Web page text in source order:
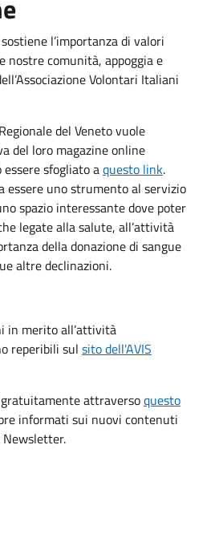
l’importanza di valori
nostre comunità, appoggia e
Volontari Italiani
del Veneto vuole
del loro magazine online
essere sfogliato aquesto link.
essere uno strumento al servizio
spazio interessante dove poter
legate alla salute, all’attività
della donazione di sangue
altre declinazioni.
in merito all’attività
reperibili sul sito dell'AVIS
attraversoquesto
informati sui nuovi contenuti